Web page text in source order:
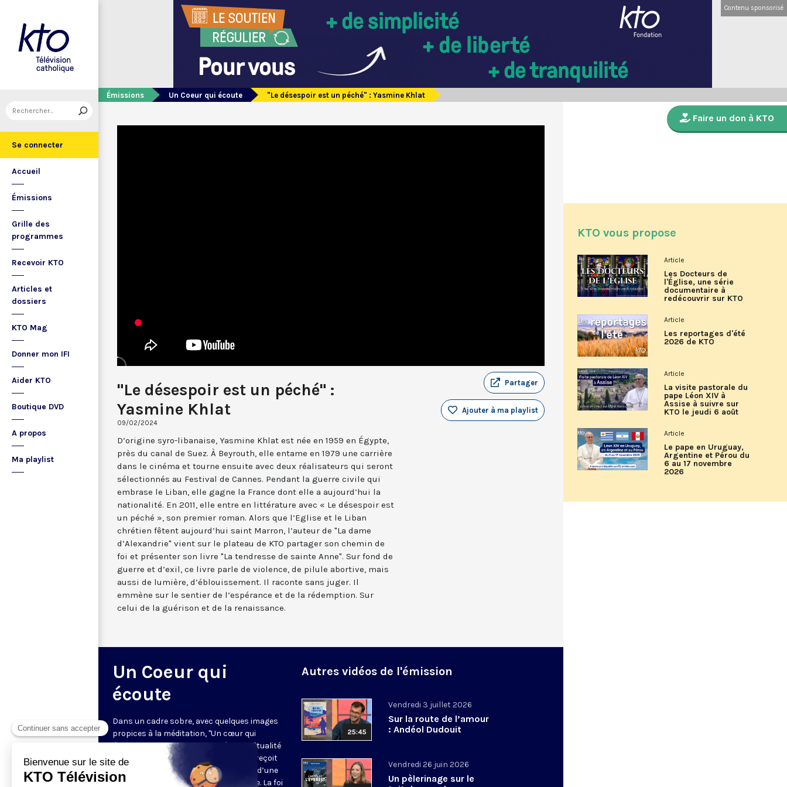
Se connecter
Accueil
Émissions
Grille des
programmes
Recevoir KTO
Articles et
dossiers
KTO Mag
Donner mon IFI
Aider KTO
Boutique DVD
A propos
Ma playlist
Contenu sponsorisé
Émissions Un Coeur qui écoute "Le désespoir est un péché" : Yasmine Khlat
"Le désespoir est un péché" :
Yasmine Khlat
09/02/2024
Partager
Ajouter à ma playlist
D’origine syro-libanaise, Yasmine Khlat est née en 1959 en Égypte,
près du canal de Suez. À Beyrouth, elle entame en 1979 une carrière
dans le cinéma et tourne ensuite avec deux réalisateurs qui seront
sélectionnés au Festival de Cannes. Pendant la guerre civile qui
embrase le Liban, elle gagne la France dont elle a aujourd’hui la
nationalité. En 2011, elle entre en littérature avec « Le désespoir est
un péché », son premier roman. Alors que l’Eglise et le Liban
chrétien fêtent aujourd’hui saint Marron, l’auteur de "La dame
d’Alexandrie" vient sur le plateau de KTO partager son chemin de
foi et présenter son livre "La tendresse de sainte Anne". Sur fond de
guerre et d’exil, ce livre parle de violence, de pilule abortive, mais
aussi de lumière, d’éblouissement. Il raconte sans juger. Il
emmène sur le sentier de l’espérance et de la rédemption. Sur
celui de la guérison et de la renaissance.
Un Coeur qui
écoute
Dans un cadre sobre, avec quelques images
propices à la méditation, "Un cœur qui
écoute" donne toute sa place à la spiritualité
sur le ton de l’intime. Cyril Lepeigneux reçoit
un invité pour 26 minutes d’évocation d’une
vie, d’une intense expérience spirituelle. La foi
Autres vidéos de l'émission
25:45
Vendredi 3 juillet 2026
Sur la route de l’amour
: Andéol Dudouit
Vendredi 26 juin 2026
Un pèlerinage sur le
Faire un don à KTO
KTO vous propose
Article
Les Docteurs de
l'Église, une série
documentaire à
redécouvrir sur KTO
Article
Les reportages d'été
2026 de KTO
Article
La visite pastorale du
pape Léon XIV à
Assise à suivre sur
KTO le jeudi 6 août
Article
Le pape en Uruguay,
Argentine et Pérou du
6 au 17 novembre
2026